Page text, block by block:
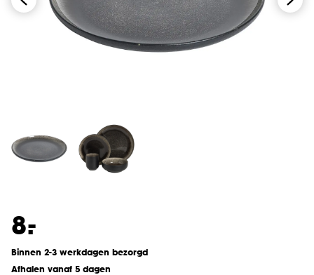
8.
-
Binnen 2-3 werkdagen bezorgd
Afhalen vanaf 5 dagen